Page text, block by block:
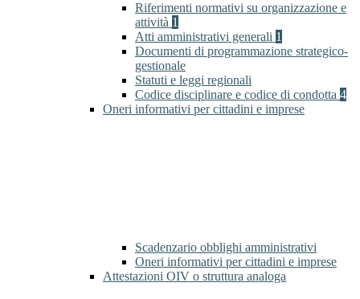
Riferimenti normativi su organizzazione e
attività 1
Atti amministrativi generali 1
Documenti di programmazione strategico-
gestionale
Statuti e leggi regionali
Codice disciplinare e codice di condotta 4
Oneri informativi per cittadini e imprese
Scadenzario obblighi amministrativi
Oneri informativi per cittadini e imprese
Attestazioni OIV o struttura analoga